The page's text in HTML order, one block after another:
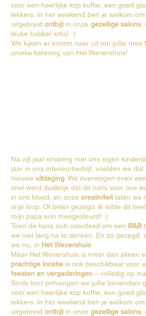
voor een heerlijke kop koffie, een goed
lekkers. In het weekend ben je welkom
uitgebreidontbijt in onzegezellige salons
leuke babbel erbij! :)
We kijken er enorm naar uit om jullie mee
unieke beleving van Het Wevershuis!
Na vijf jaar ervaring met ons eigen
jaar in ons interieurbedrijf, voelden we
nieuwe uitdaging . We overwogen even
snel werd duidelijk dat dit niets voor ons
in ons bloed, en onzecreativiteit laten we
vrije loop. Of beter gezegd: ík wilde dit
mijn papa erin meegesleurd! :)
Toen de kans zich voordeed om een B&B
we niet lang na te denken. En zo gezegd,
we nu, in Het Wevershuis
Maar Het Wevershuis is méér dan alleen
prachtige locatie is ook beschikbaar voor
feesten en vergaderingen – volledig op
Sinds kort ontvangen we jullie bovendien
voor een heerlijke kop koffie, een goed
lekkers. In het weekend ben je welkom
uitgebreidontbijt in onzegezellige salons